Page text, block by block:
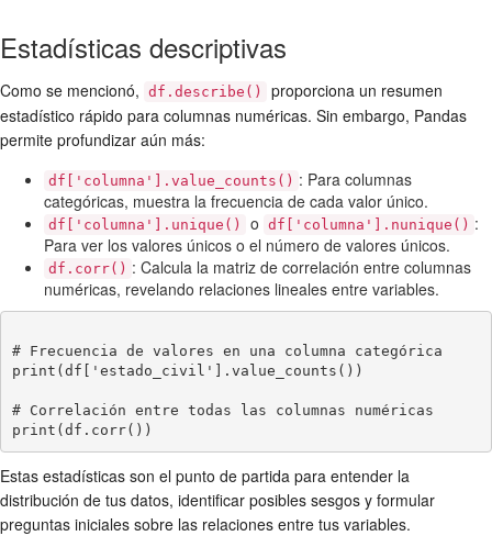
Estadísticas descriptivas
Como se mencionó, df.describe()
proporciona un resumen
estadístico rápido para columnas numéricas. Sin embargo, Pandas
permite profundizar aún más:
df['columna'].value_counts() : Para columnas
categóricas, muestra la frecuencia de cada valor único.
df['columna'].unique() o df['columna'].nunique() :
Para ver los valores únicos o el número de valores únicos.
df.corr() : Calcula la matriz de correlación entre columnas
numéricas, revelando relaciones lineales entre variables.
# Frecuencia de valores en una columna categórica
print(df['estado_civil'].value_counts())
# Correlación entre todas las columnas numéricas
Estas estadísticas son el punto de partida para entender la
distribución de tus datos, identificar posibles sesgos y formular
preguntas iniciales sobre las relaciones entre tus variables.